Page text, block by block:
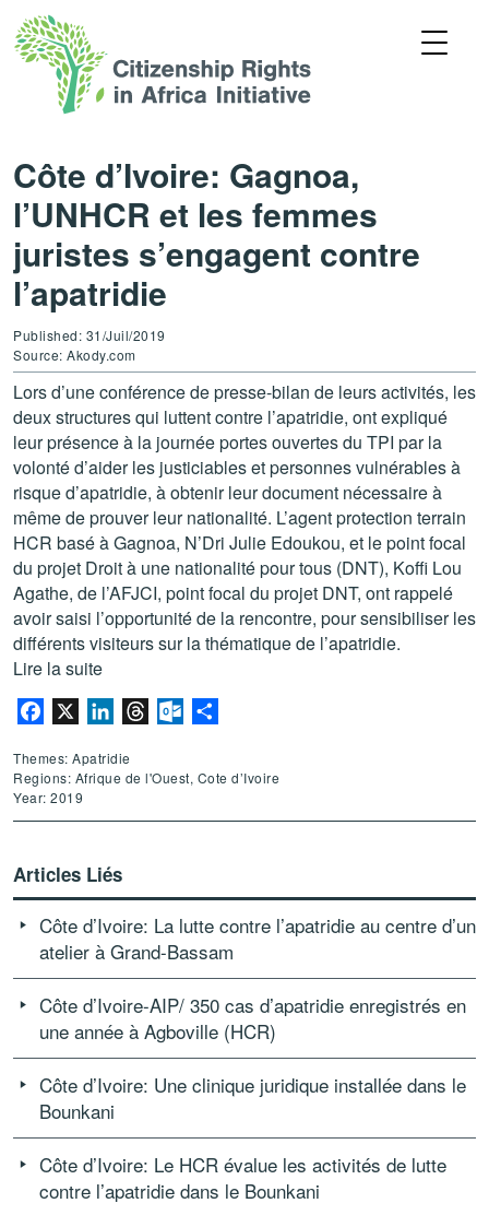
Côte d’Ivoire: Gagnoa,
l’UNHCR et les femmes
juristes s’engagent contre
l’apatridie
Published: 31/Juil/2019
Source: Akody.com
Lors d’une conférence de presse-bilan de leurs activités, les
deux structures qui luttent contre l’apatridie, ont expliqué
leur présence à la journée portes ouvertes du TPI par la
volonté d’aider les justiciables et personnes vulnérables à
risque d’apatridie, à obtenir leur document nécessaire à
même de prouver leur nationalité. L’agent protection terrain
HCR basé à Gagnoa, N’Dri Julie Edoukou, et le point focal
du projet Droit à une nationalité pour tous (DNT), Koffi Lou
Agathe, de l’AFJCI, point focal du projet DNT, ont rappelé
avoir saisi l’opportunité de la rencontre, pour sensibiliser les
différents visiteurs sur la thématique de l’apatridie.
Lire la suite
Facebook
LinkedInThreadsOutlook.com
Themes: Apatridie
Regions: Afrique de l'Ouest, Cote d’Ivoire
Year: 2019
Articles Liés
Côte d’Ivoire: La lutte contre l’apatridie au centre d’un
atelier à Grand-Bassam
Côte d’Ivoire-AIP/ 350 cas d’apatridie enregistrés en
une année à Agboville (HCR)
Côte d’Ivoire: Une clinique juridique installée dans le
Bounkani
Côte d’Ivoire: Le HCR évalue les activités de lutte
contre l’apatridie dans le Bounkani